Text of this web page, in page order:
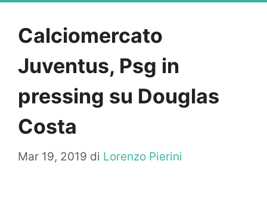
Calciomercato
Juventus, Psg in
pressing su Douglas
Costa
Mar 19, 2019 di Lorenzo Pierini